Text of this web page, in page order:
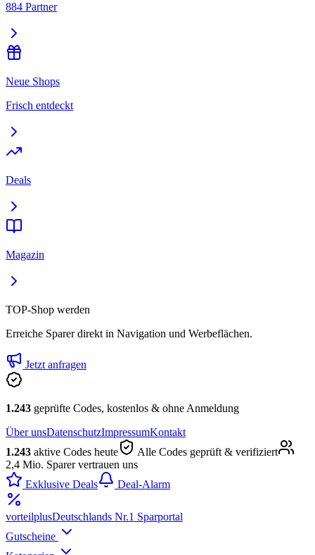
884 Partner
Neue Shops
Frisch entdeckt
Deals
Magazin
TOP-Shop werden
Erreiche Sparer direkt in Navigation und Werbeflächen.
Jetzt anfragen
1.243 geprüfte Codes, kostenlos & ohne Anmeldung
Über unsDatenschutzImpressumKontakt
1.243 aktive Codes heute
Alle Codes geprüft & verifiziert
2,4 Mio. Sparer vertrauen uns
Exklusive Deals
Deal-Alarm
vorteilplusDeutschlands Nr.1 Sparportal
Gutscheine